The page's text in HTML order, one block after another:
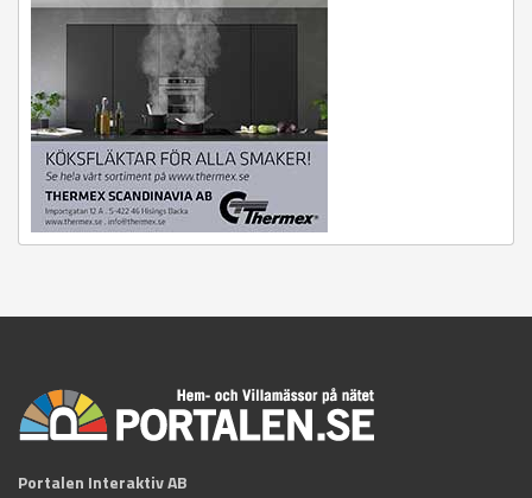
Portalen Interaktiv AB